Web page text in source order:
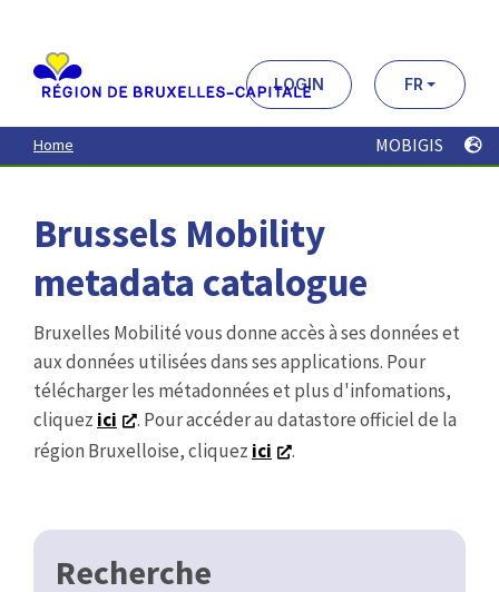
contenu
principal
LOGIN FR
Home MOBIGIS
Brussels Mobility
metadata catalogue
Bruxelles Mobilité vous donne accès à ses données et
aux données utilisées dans ses applications. Pour
télécharger les métadonnées et plus d'infomations,
cliquez ici
. Pour accéder au datastore officiel de la
région Bruxelloise, cliquez ici .
Recherche